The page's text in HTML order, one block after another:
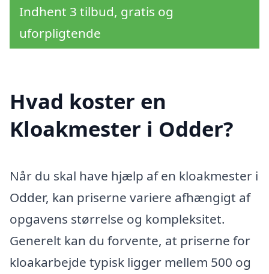
Indhent 3 tilbud, gratis og
uforpligtende
Hvad koster en
Kloakmester i Odder?
Når du skal have hjælp af en kloakmester i
Odder, kan priserne variere afhængigt af
opgavens størrelse og kompleksitet.
Generelt kan du forvente, at priserne for
kloakarbejde typisk ligger mellem 500 og